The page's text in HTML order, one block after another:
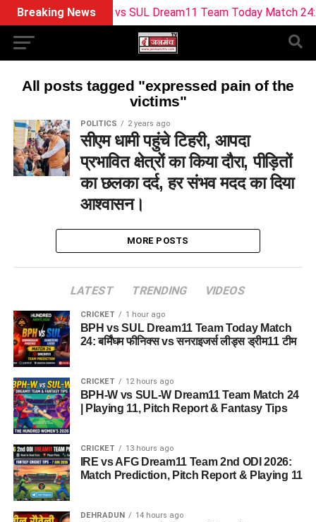
Breaking NewsBPH vs SUL Dream11 Team Today Match 24:
All posts tagged "expressed pain of the
victims"
POLITICS 2 years ago
सीएम धामी पहुंचे टिहरी, आपदा
प्रभावित क्षेत्रों का किया दौरा, पीड़ितों
का छलका दर्द, हर संभव मदद का दिया
आश्वासन।
MORE POSTS
LATEST TRENDING VIDEOS
CRICKET 1 hour ago
BPH vs SUL Dream11 Team Today Match
24: बर्मिंघम फीनिक्स vs सनराइजर्स लीड्स ड्रीम11 टीम
CRICKET 12 hours ago
BPH-W vs SUL-W Dream11 Team Match 24
| Playing 11, Pitch Report & Fantasy Tips
CRICKET 13 hours ago
IRE vs AFG Dream11 Team 2nd ODI 2026:
Match Prediction, Pitch Report & Playing 11
DEHRADUN 14 hours ago